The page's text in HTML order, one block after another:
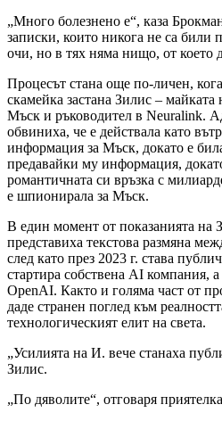
„Много болезнено е“, каза
записки, които никога не са били
очи, но в тях няма нищо, от което
Процесът стана още по-личен,
скамейка застана Зилис – майката
Мъск и ръководител в Neuralink.
обвиниха, че е действала като
информация за Мъск, докато е
предавайки му информация,
романтичната си връзка с
е шпионирала за Мъск.
В един момент от показанията на
представиха текстова размяна
след като през 2023 г. става
стартира собствена AI компания,
OpenAI. Както и голяма част от
даде странен поглед към
технологическият елит на света.
„Усилията на И. вече станаха
Зилис.
„По дяволите“, отговаря